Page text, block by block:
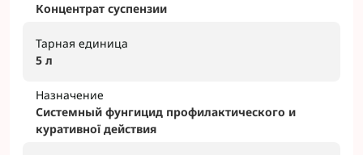
Концентрат суспензии
Тарная единица
5 л
Назначение
Системный фунгицид профилактического и
куративної действия